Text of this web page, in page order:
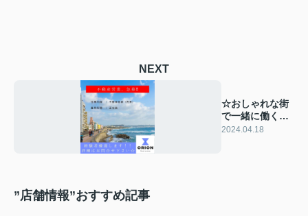
NEXT
☆おしゃれな街
で一緒に働く仲
間を募集してお
2024.04.18
”店舗情報”おすすめ記事